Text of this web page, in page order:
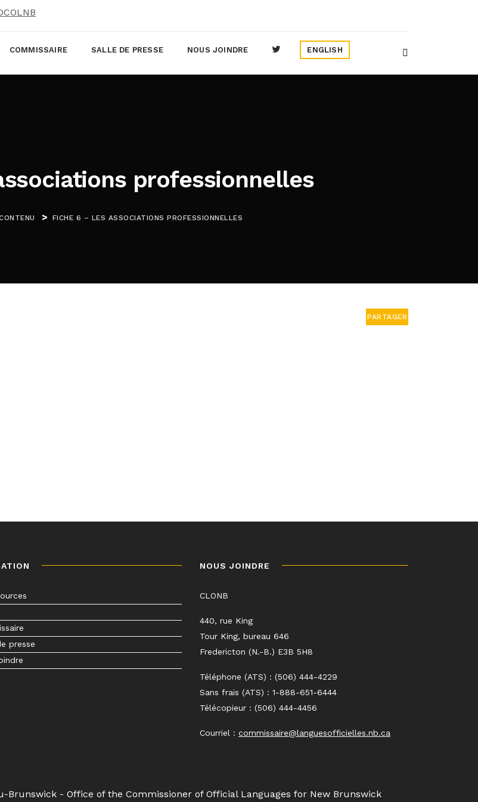
COMMISSAIRE SALLE DE PRESSE NOUS JOINDRE ENGLISH
professionnelles
> FICHE 6 – LES ASSOCIATIONS PROFESSIONNELLES
PARTAGER
presse
NOUS JOINDRE
CLONB
440, rue King
Tour King, bureau 646
Fredericton (N.-B.) E3B 5H8
Téléphone (ATS) : (506) 444-4229
Sans frais (ATS) : 1-888-651-6444
Télécopieur : (506) 444-4456
Courriel : commissaire@languesofficielles.nb.ca
- Office of the Commissioner of Official Languages for New Brunswick